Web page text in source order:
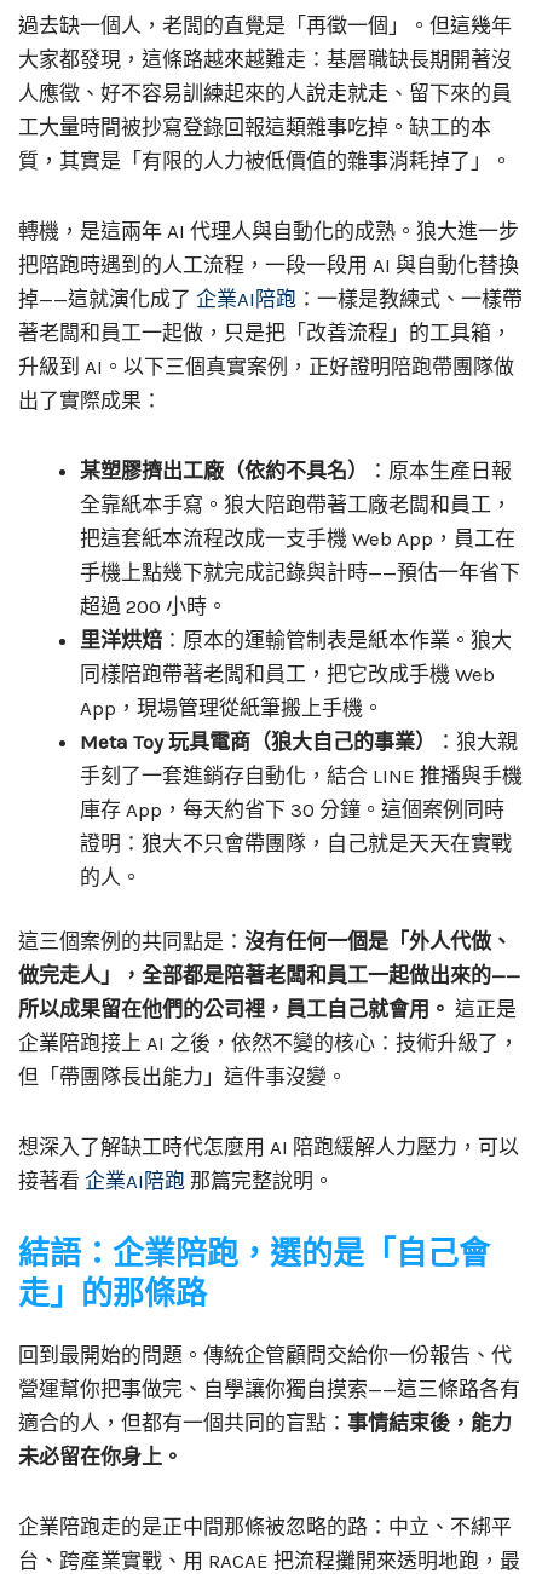
過去缺一個人，老闆的直覺是「再徵一個」。但這幾年
大家都發現，這條路越來越難走：基層職缺長期開著沒
人應徵、好不容易訓練起來的人說走就走、留下來的員
工大量時間被抄寫登錄回報這類雜事吃掉。缺工的本
質，其實是「有限的人力被低價值的雜事消耗掉了」。
轉機，是這兩年 AI 代理人與自動化的成熟。狼大進一步
把陪跑時遇到的人工流程，一段一段用 AI 與自動化替換
掉——這就演化成了 企業AI陪跑 ：一樣是教練式、一樣帶
著老闆和員工一起做，只是把「改善流程」的工具箱，
升級到 AI。以下三個真實案例，正好證明陪跑帶團隊做
出了實際成果：
某塑膠擠出工廠（依約不具名）
：原本生產日報
全靠紙本手寫。狼大陪跑帶著工廠老闆和員工，
把這套紙本流程改成一支手機 Web App，員工在
手機上點幾下就完成記錄與計時——預估一年省下
超過 200 小時。
里洋烘焙 ：原本的運輸管制表是紙本作業。狼大
同樣陪跑帶著老闆和員工，把它改成手機 Web
App，現場管理從紙筆搬上手機。
Meta Toy 玩具電商（狼大自己的事業）
：狼大親
手刻了一套進銷存自動化，結合 LINE 推播與手機
庫存 App，每天約省下 30 分鐘。這個案例同時
證明：狼大不只會帶團隊，自己就是天天在實戰
的人。
這三個案例的共同點是： 沒有任何一個是「外人代做、
做完走人」，全部都是陪著老闆和員工一起做出來的——
所以成果留在他們的公司裡，員工自己就會用。 這正是
企業陪跑接上 AI 之後，依然不變的核心：技術升級了，
但「帶團隊長出能力」這件事沒變。
想深入了解缺工時代怎麼用 AI 陪跑緩解人力壓力，可以
接著看 企業AI陪跑 那篇完整說明。
結語：企業陪跑，選的是「自己會
走」的那條路
回到最開始的問題。傳統企管顧問交給你一份報告、代
營運幫你把事做完、自學讓你獨自摸索——這三條路各有
適合的人，但都有一個共同的盲點： 事情結束後，能力
未必留在你身上。
企業陪跑走的是正中間那條被忽略的路：中立、不綁平
台、跨產業實戰、用 RACAE 把流程攤開來透明地跑，最